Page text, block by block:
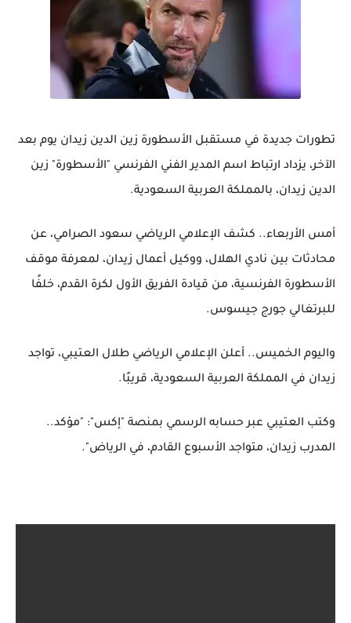
تطورات جديدة في مستقبل الأسطورة زين الدين زيدان يوم بعد
الآخر، يزداد ارتباط اسم المدير الفني الفرنسي "الأسطورة" زين
الدين زيدان، بالمملكة العربية السعودية.
أمس الأربعاء.. كشف الإعلامي الرياضي سعود الصرامي، عن
محادثات بين نادي الهلال، ووكيل أعمال زيدان، لمعرفة موقف
الأسطورة الفرنسية، من قيادة الفريق الأول لكرة القدم، خلفًا
للبرتغالي جورج جيسوس.
واليوم الخميس.. أعلن الإعلامي الرياضي طلال العتيبي، تواجد
زيدان في المملكة العربية السعودية، قريبًا.
وكتب العتيبي عبر حسابه الرسمي بمنصة "إكس": "مؤكد..
المدرب زيدان، متواجد الأسبوع القادم، في الرياض".